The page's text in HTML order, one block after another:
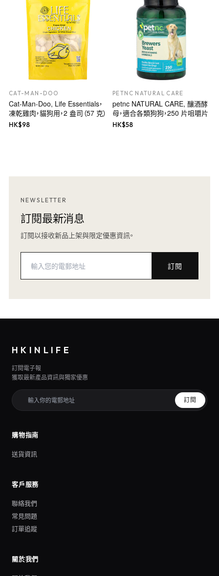
CAT-MAN-DOO
Cat-Man-Doo, Life Essentials，
凍乾雞肉，貓狗用，2 盎司（57 克）
HK$98
PETNC NATURAL CARE
petnc NATURAL CARE, 釀酒酵
母，適合各類狗狗，250 片咀嚼片
HK$58
NEWSLETTER
訂閱最新消息
訂閱以接收新品上架與限定優惠資訊。
訂閱
HKINLIFE
訂閱電子報
獲取最新產品資訊與獨家優惠
訂閱
購物指南
送貨資訊
客戶服務
聯絡我們
常見問題
訂單追蹤
關於我們